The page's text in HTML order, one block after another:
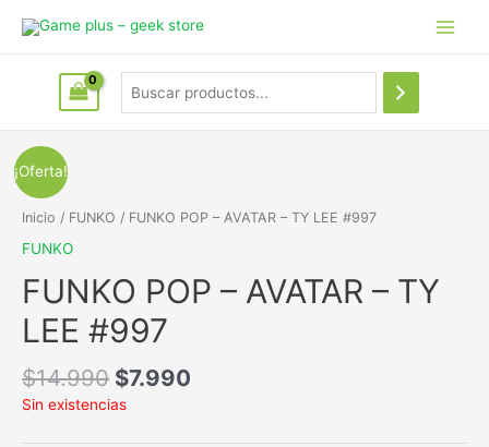
¡Oferta!
Inicio / FUNKO / FUNKO POP – AVATAR – TY LEE #997
FUNKO
FUNKO POP – AVATAR – TY
LEE #997
$14.990 $7.990
Sin existencias